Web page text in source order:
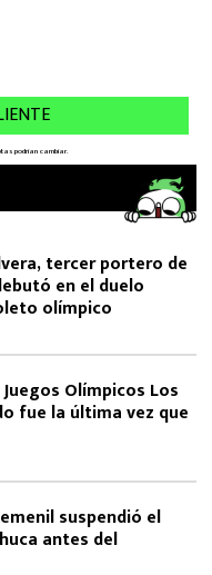
tercer portero de
en el duelo
olímpico
Olímpicos Los
fue la última vez que
suspendió el
antes del